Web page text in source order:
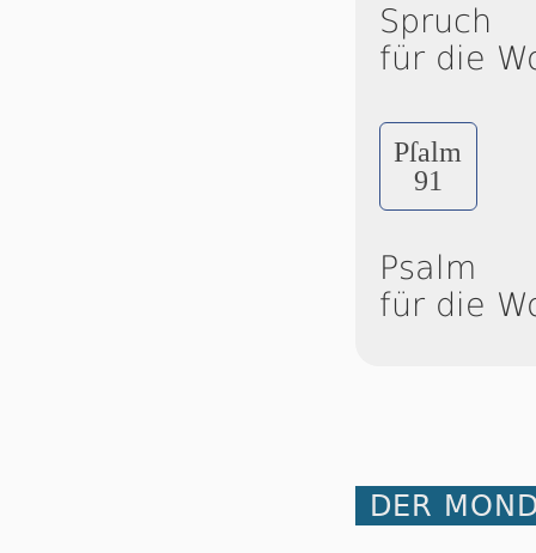
Spruch
für die
Pſalm
91
Psalm
für die
DER